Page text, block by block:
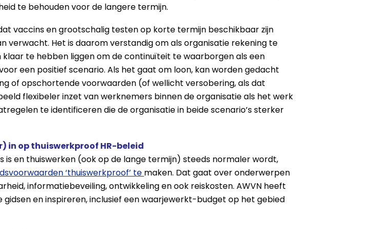
te behouden voor de langere termijn.
vaccins en grootschalig testen op korte termijn beschikbaar zijn
Het is daarom verstandig om als organisatie rekening te
te hebben liggen om de continuïteit te waarborgen als een
een positief scenario. Als het gaat om loon, kan worden gedacht
of opschortende voorwaarden (of wellicht versobering, als dat
flexibeler inzet van werknemers binnen de organisatie als het werk
te identificeren die de organisatie in beide scenario’s sterker
in op thuiswerkproof HR-beleid
is en thuiswerken (ook op de lange termijn) steeds normaler wordt,
‘thuiswerkproof’ te maken. Dat gaat over onderwerpen
informatiebeveiling, ontwikkeling en ook reiskosten. AWVN heeft
en inspireren, inclusief een waarjewerkt-budget op het gebied